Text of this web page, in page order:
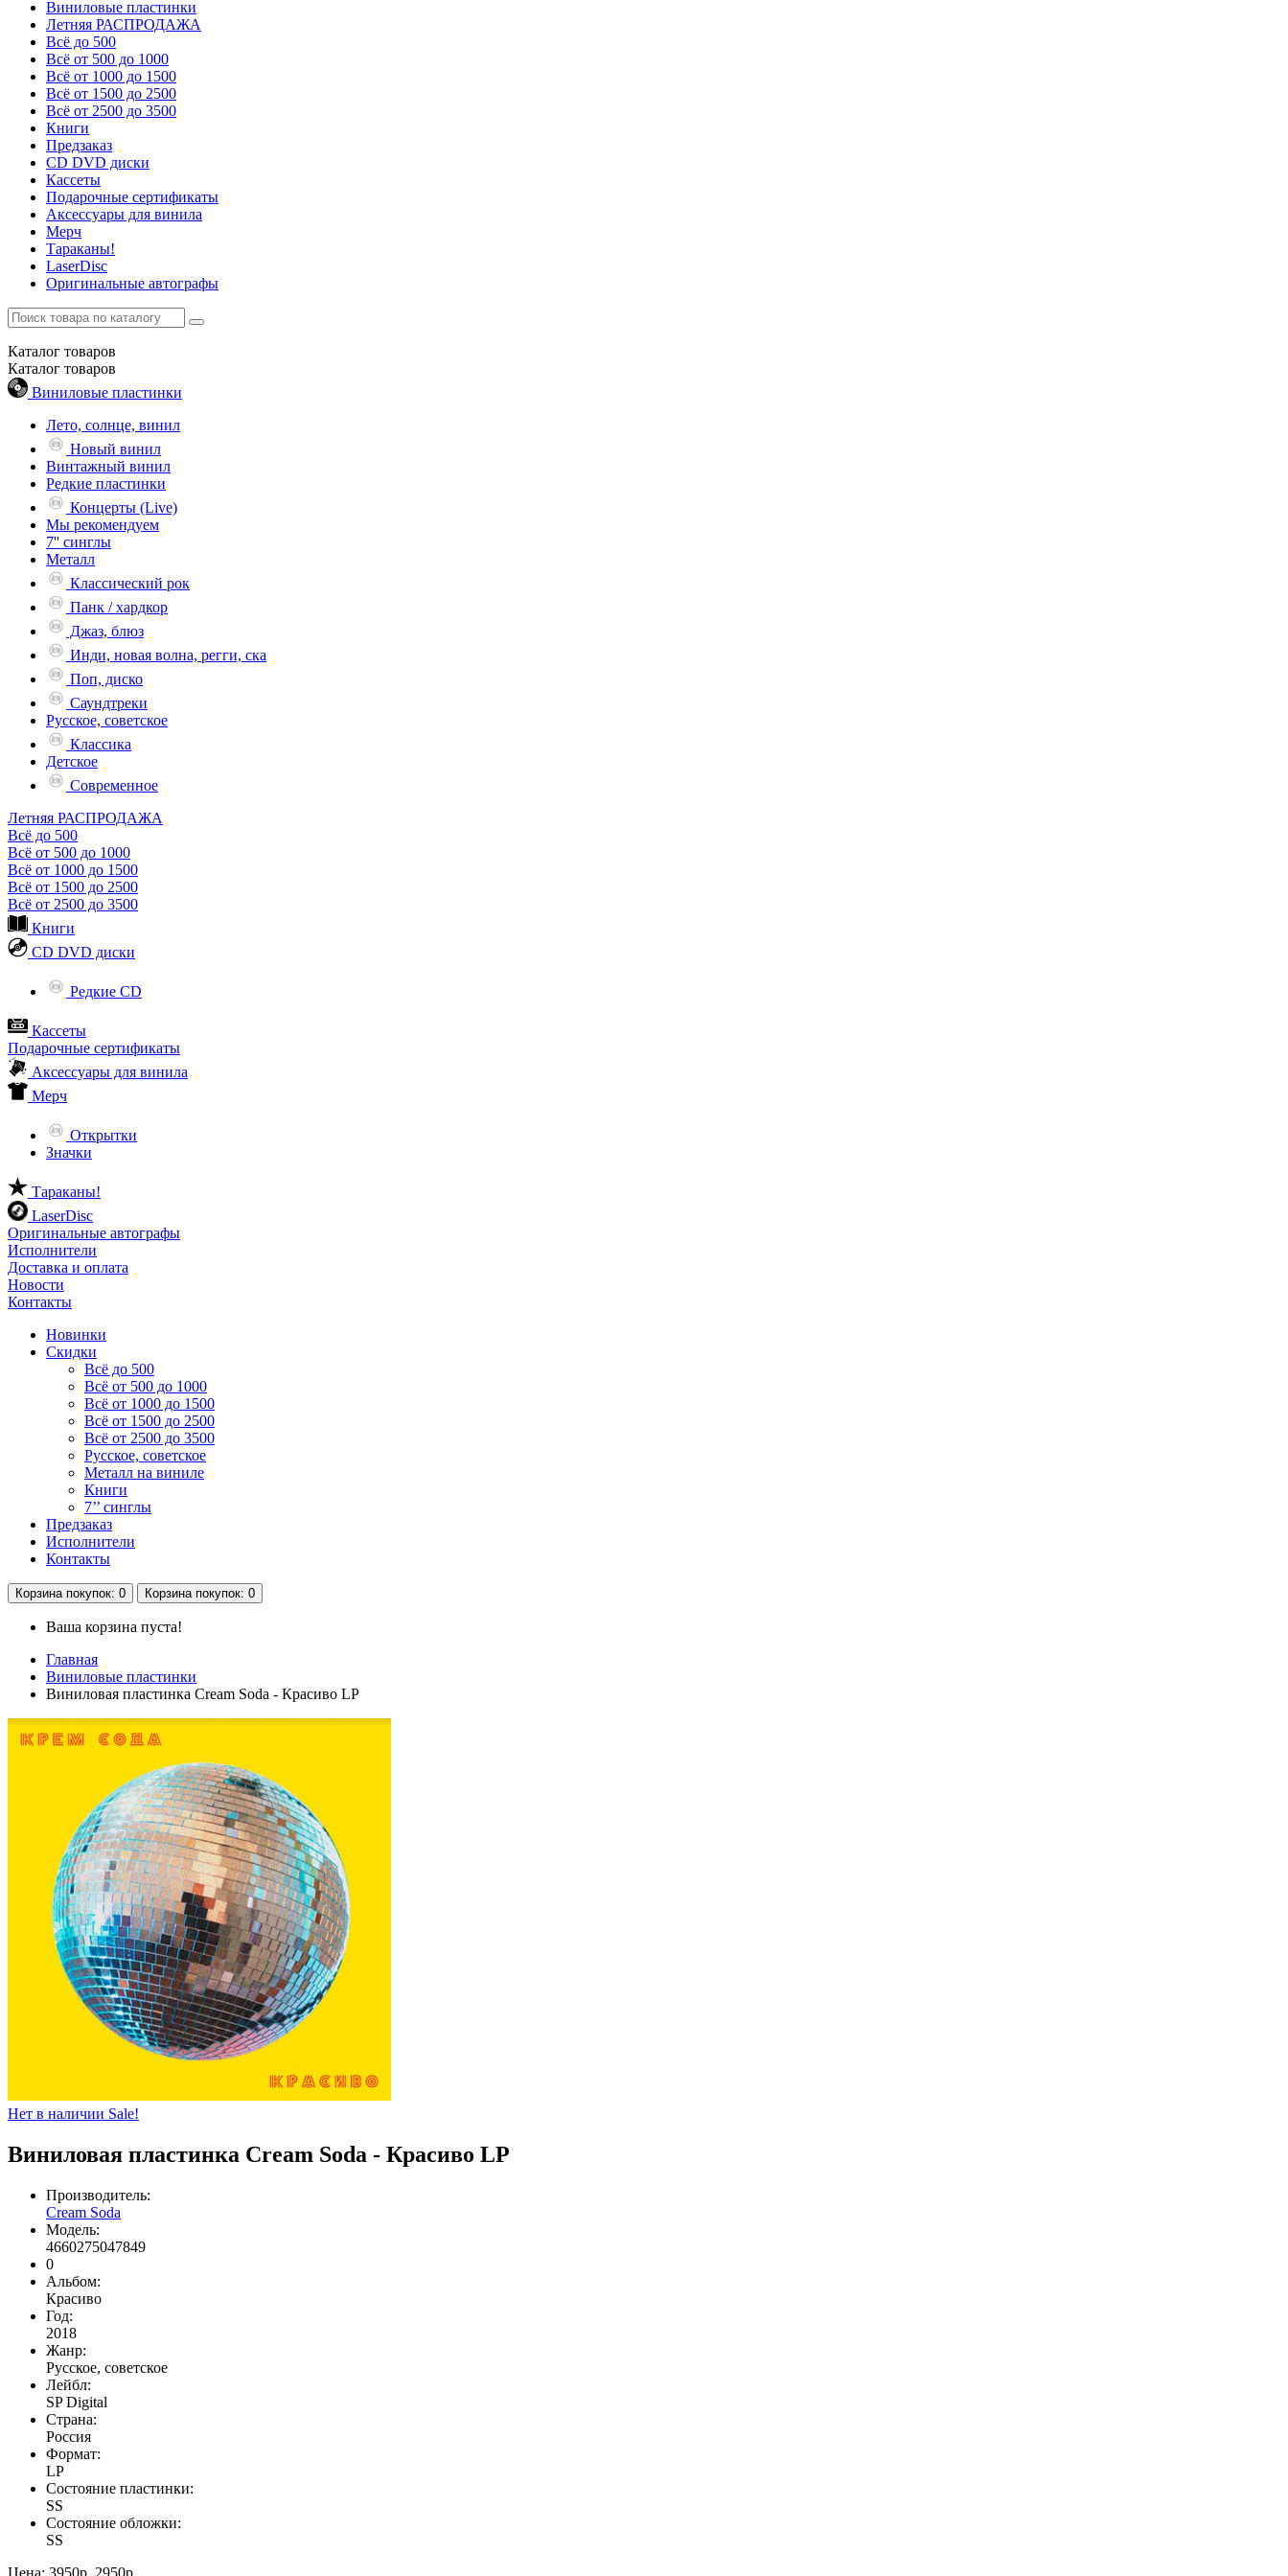
Виниловые пластинки
Летняя РАСПРОДАЖА
Всё до 500
Всё от 500 до 1000
Всё от 1000 до 1500
Всё от 1500 до 2500
Всё от 2500 до 3500
Книги
Предзаказ
CD DVD диски
Кассеты
Подарочные сертификаты
Аксессуары для винила
Мерч
Тараканы!
LaserDisc
Оригинальные автографы
Каталог товаров
Каталог товаров
Виниловые пластинки
Лето, солнце, винил
Новый винил
Винтажный винил
Редкие пластинки
Концерты (Live)
Мы рекомендуем
7'' синглы
Металл
Классический рок
Панк / хардкор
Джаз, блюз
Инди, новая волна, регги, ска
Поп, диско
Саундтреки
Русское, советское
Классика
Детское
Современное
Летняя РАСПРОДАЖА
Всё до 500
Всё от 500 до 1000
Всё от 1000 до 1500
Всё от 1500 до 2500
Всё от 2500 до 3500
Книги
CD DVD диски
Редкие CD
Кассеты
Подарочные сертификаты
Аксессуары для винила
Мерч
Открытки
Значки
Тараканы!
LaserDisc
Оригинальные автографы
Исполнители
Доставка и оплата
Новости
Контакты
Новинки
Скидки
Всё до 500
Всё от 500 до 1000
Всё от 1000 до 1500
Всё от 1500 до 2500
Всё от 2500 до 3500
Русское, советское
Металл на виниле
Книги
7’’ синглы
Предзаказ
Исполнители
Контакты
Корзина покупок: 0 Корзина покупок: 0
Ваша корзина пуста!
Главная
Виниловые пластинки
Виниловая пластинка Cream Soda - Красиво LP
Нет в наличии Sale!
Виниловая пластинка Cream Soda - Красиво LP
Производитель:
Cream Soda
Модель:
4660275047849
0
Альбом:
Красиво
Год:
2018
Жанр:
Русское, советское
Лейбл:
SP Digital
Страна:
Россия
Формат:
LP
Состояние пластинки:
SS
Состояние обложки:
SS
Цена: 3950р. 2950р.